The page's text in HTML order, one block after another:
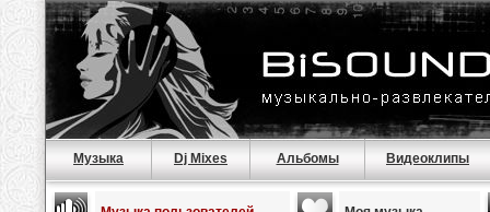
Музыка Dj Mixes Альбомы Видеоклипы